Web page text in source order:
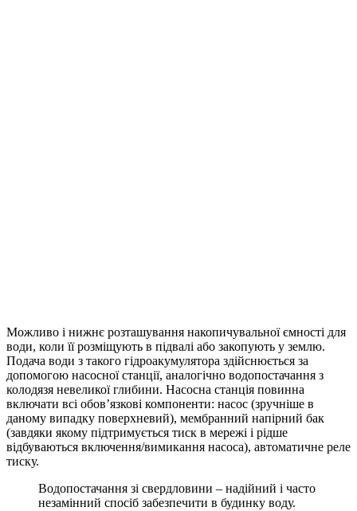
Можливо і нижнє розташування накопичувальної ємності для
води, коли її розміщують в підвалі або закопують у землю.
Подача води з такого гідроакумулятора здійснюється за
допомогою насосної станції, аналогічно водопостачання з
колодязя невеликої глибини. Насосна станція повинна
включати всі обов’язкові компоненти: насос (зручніше в
даному випадку поверхневий), мембранний напірний бак
(завдяки якому підтримується тиск в мережі і рідше
відбуваються включення/вимикання насоса), автоматичне реле
тиску.
Водопостачання зі свердловини – надійний і часто
незамінний спосіб забезпечити в будинку воду.